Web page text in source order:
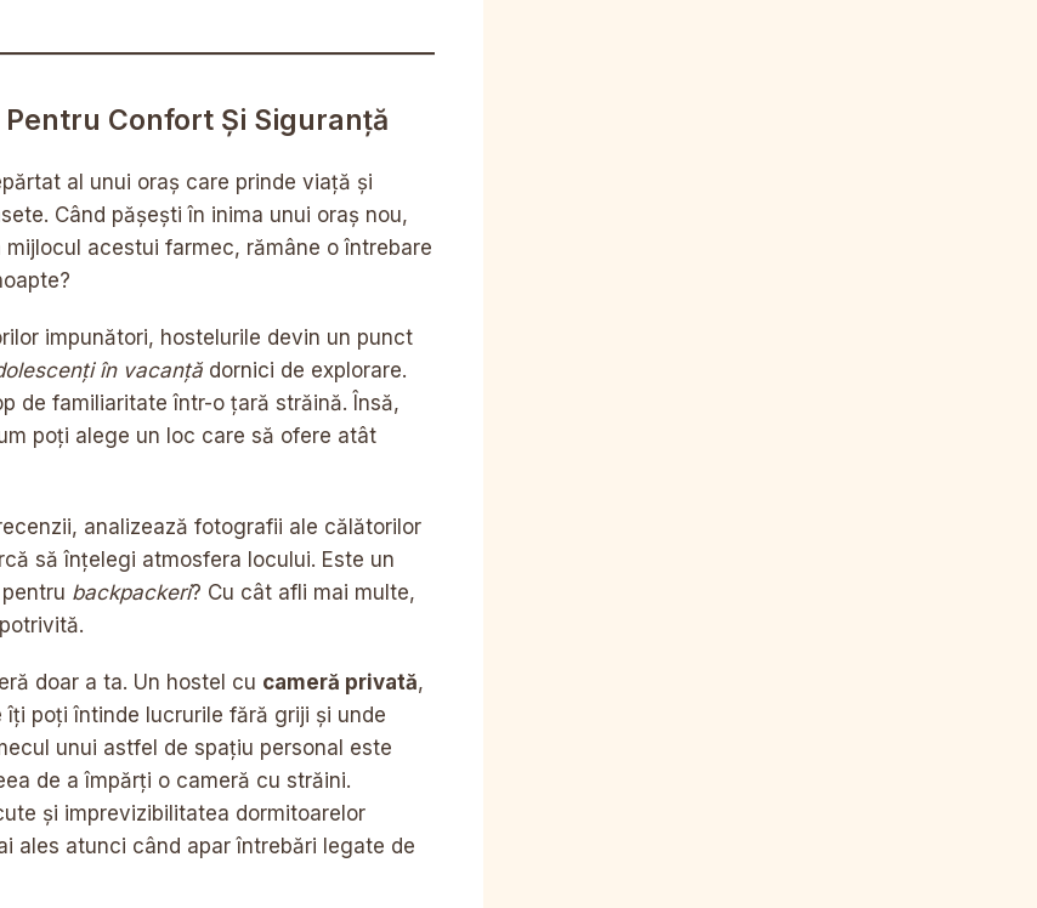
Confort Și Siguranță
al unui oraș care prinde viață și
Când pășești în inima unui oraș nou,
acestui farmec, rămâne o întrebare
impunători, hostelurile devin un punct
în vacanță dornici de explorare.
de familiaritate într-o țară străină. Însă,
poți alege un loc care să ofere atât
analizează fotografii ale călătorilor
să înțelegi atmosfera locului. Este un
backpackeri? Cu cât afli mai multe,
doar a ta. Un hostel cu cameră privată,
poți întinde lucrurile fără griji și unde
unui astfel de spațiu personal este
de a împărți o cameră cu străini.
și imprevizibilitatea dormitoarelor
ales atunci când apar întrebări legate de